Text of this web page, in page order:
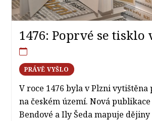
1476: Poprvé se tisklo
PRÁVĚ VYŠLO
V roce 1476 byla v Plzni
na českém území. Nová
Bendové a Ily Šeda mapuje